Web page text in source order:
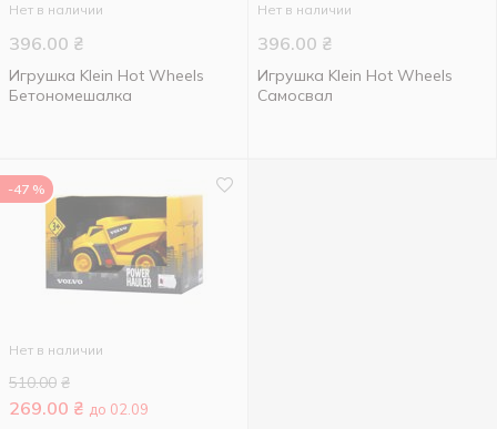
Нет в наличии
396.00 ₴
Игрушка Klein Hot Wheels
Бетономешалка
Нет в наличии
396.00 ₴
Игрушка Klein Hot Wheels
Самосвал
-47 %
Нет в наличии
510.00 ₴
269.00 ₴ до 02.09